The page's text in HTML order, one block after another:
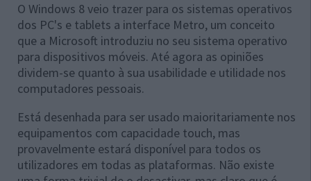
O Windows 8 veio trazer para os sistemas operativos
dos PC's e tablets a interface Metro, um conceito
que a Microsoft introduziu no seu sistema operativo
para dispositivos móveis. Até agora as opiniões
dividem-se quanto à sua usabilidade e utilidade nos
computadores pessoais.
Está desenhada para ser usado maioritariamente nos
equipamentos com capacidade touch, mas
provavelmente estará disponível para todos os
utilizadores em todas as plataformas. Não existe